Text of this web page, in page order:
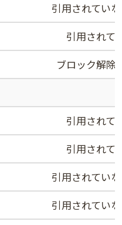
引用されてい
引用されて
ブロック解除
引用されて
引用されて
引用されてい
引用されてい